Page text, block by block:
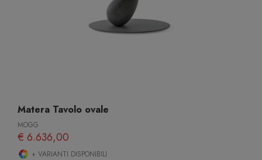
Matera Tavolo ovale
MOGG
€ 6.636,00
+ VARIANTI DISPONIBILI